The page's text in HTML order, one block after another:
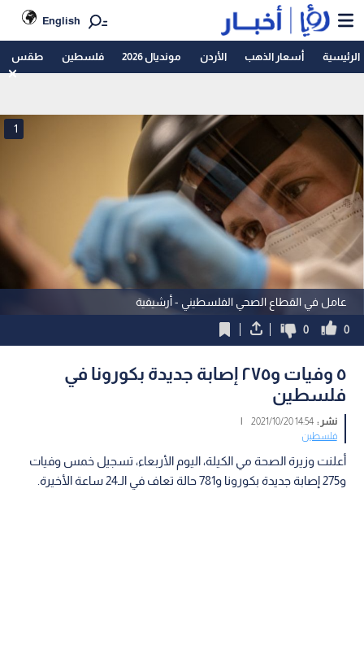
English
الرئيسية أسعار الذهب الأردن مونديال 2026 فلسطين طقس
عامل في القطاع الصحي الفلسطيني - أرشيفية
1
0
0
٥ وفيات و٢٧٥ إصابة جديدة بكورونا في
فلسطين
نشر :14:54 2021/10/20
|
فلسطين
أعلنت وزيرة الصحة مي الكيلة، اليوم الأربعاء، تسجيل خمس وفيات
و275 إصابة جديدة بكورونا و781 حالة تعاف في الـ24 ساعة الأخيرة.